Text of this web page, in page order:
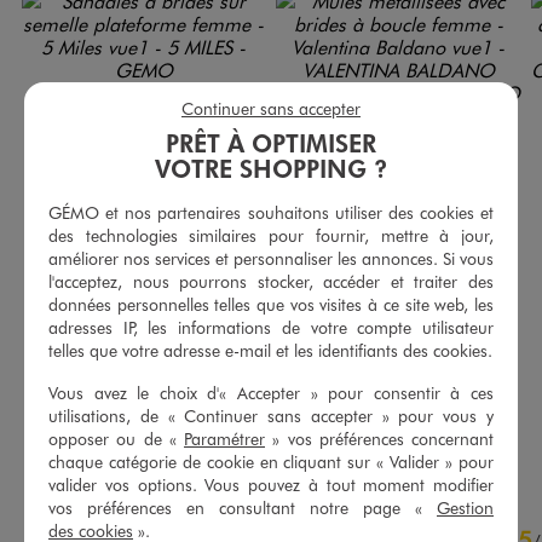
Sandales à brides sur semelle plateforme femme - 5 Miles
34,99 €
4.5/5 de moyenne
(17 avis)
AJOUTERAU PANIER
Mules métallisées avec brides à boucle femme - Valentina Baldano
24,99 €
5/5 de moyenne
(171 avis)
AJOUTERAU PANIER
PRÊT À OPTIMISER
VOTRE SHOPPING ?
GÉMO et nos partenaires souhaitons utiliser des cookies et
des technologies similaires pour fournir, mettre à jour,
améliorer nos services et personnaliser les annonces. Si vous
l'acceptez, nous pourrons stocker, accéder et traiter des
données personnelles telles que vos visites à ce site web, les
adresses IP, les informations de votre compte utilisateur
telles que votre adresse e-mail et les identifiants des cookies.
Vous avez le choix d'« Accepter » pour consentir à ces
utilisations, de « Continuer sans accepter » pour vous y
opposer ou de « Paramétrer » vos préférences concernant
chaque catégorie de cookie en cliquant sur « Valider » pour
valider vos options. Vous pouvez à tout moment modifier
vos préférences en consultant notre page « Gestion
des cookies ».
Continuer sans accepter